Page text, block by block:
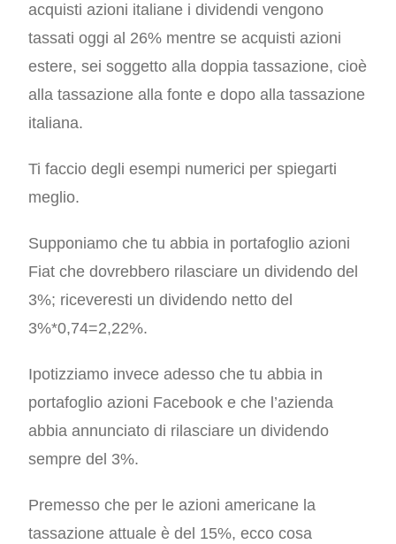
acquisti azioni italiane i dividendi vengono
tassati oggi al 26% mentre se acquisti azioni
estere, sei soggetto alla doppia tassazione, cioè
alla tassazione alla fonte e dopo alla tassazione
italiana.
Ti faccio degli esempi numerici per spiegarti
meglio.
Supponiamo che tu abbia in portafoglio azioni
Fiat che dovrebbero rilasciare un dividendo del
3%; riceveresti un dividendo netto del
3%*0,74=2,22%.
Ipotizziamo invece adesso che tu abbia in
portafoglio azioni Facebook e che l’azienda
abbia annunciato di rilasciare un dividendo
sempre del 3%.
Premesso che per le azioni americane la
tassazione attuale è del 15%, ecco cosa